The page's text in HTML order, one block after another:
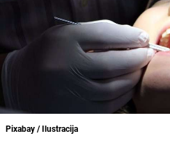
Pixabay / Ilustracija